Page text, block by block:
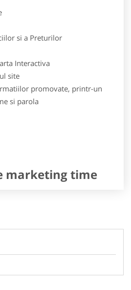
si a Preturilor
Interactiva
site
promovate, printr-un
si parola
marketing time